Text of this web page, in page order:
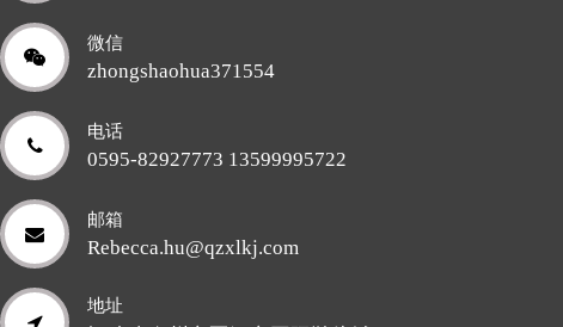
微信
zhongshaohua371554
电话
0595-82927773 13599995722
邮箱
Rebecca.hu@qzxlkj.com
地址